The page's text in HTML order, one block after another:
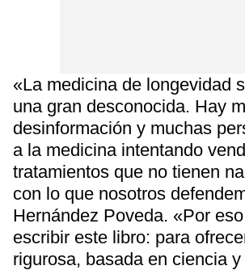
«La medicina de longevidad
una gran desconocida. Hay
desinformación y muchas
a la medicina intentando
tratamientos que no tienen
con lo que nosotros
Hernández Poveda. «Por
escribir este libro: para
rigurosa, basada en ciencia y